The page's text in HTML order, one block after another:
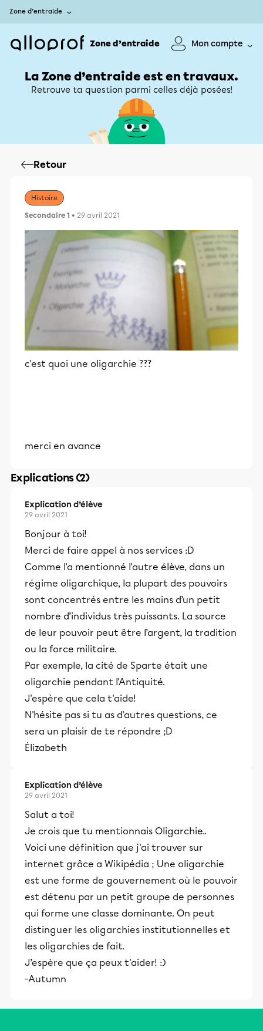
Zone d’entraide
Zone d’entraide Mon compte
La Zone d’entraide est en travaux.
Retrouve ta question parmi celles déjà posées!
Retour
Histoire
Secondaire 1 • 29 avril 2021
c'est quoi une oligarchie ???
merci en avance
Explications (2)
Explication d’élève
29 avril 2021
Bonjour à toi!
Merci de faire appel à nos services :D
Comme l'a mentionné l'autre élève, dans un
régime oligarchique, la plupart des pouvoirs
sont concentrés entre les mains d’un petit
nombre d’individus très puissants. La source
de leur pouvoir peut être l’argent, la tradition
ou la force militaire.
Par exemple, la cité de Sparte était une
oligarchie pendant l'Antiquité.
J'espère que cela t'aide!
N'hésite pas si tu as d'autres questions, ce
sera un plaisir de te répondre ;D
Élizabeth
Explication d’élève
29 avril 2021
Salut a toi!
Je crois que tu mentionnais Oligarchie..
Voici une définition que j'ai trouver sur
internet grâce a Wikipédia ; Une oligarchie
est une forme de gouvernement où le pouvoir
est détenu par un petit groupe de personnes
qui forme une classe dominante. On peut
distinguer les oligarchies institutionnelles et
les oligarchies de fait.
J’espère que ça peux t'aider! :)
-Autumn